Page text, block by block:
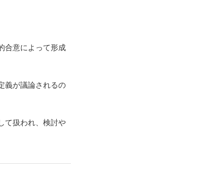
合意によって形成
義が議論されるの
て扱われ、検討や